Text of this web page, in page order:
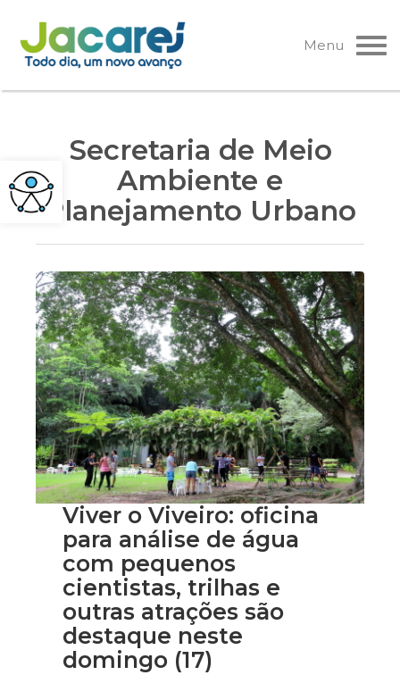
Pular
para
o
Menu
Secretaria de Meio
Ambiente e
Planejamento Urbano
Viver o Viveiro: oficina
para análise de água
com pequenos
cientistas, trilhas e
outras atrações são
destaque neste
domingo (17)